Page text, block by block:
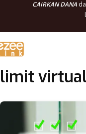
CAIRKAN DANA
limit